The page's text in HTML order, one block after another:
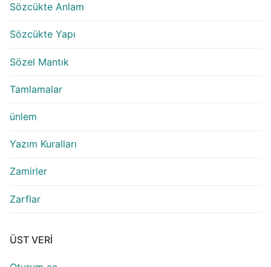
Sözcükte Anlam
Sözcükte Yapı
Sözel Mantık
Tamlamalar
ünlem
Yazım Kuralları
Zamirler
Zarflar
ÜST VERI